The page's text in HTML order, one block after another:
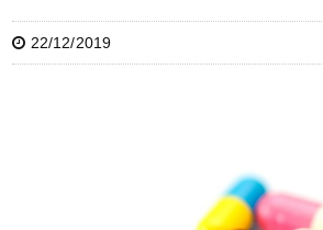
22/12/2019